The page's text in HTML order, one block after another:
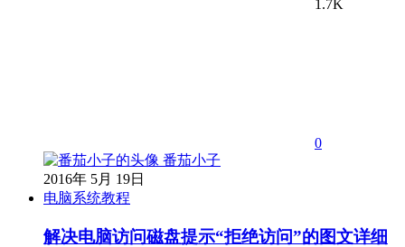
1.7K
0
番茄小子
2016年 5月 19日
电脑系统教程
解决电脑访问磁盘提示“拒绝访问”的图文详细